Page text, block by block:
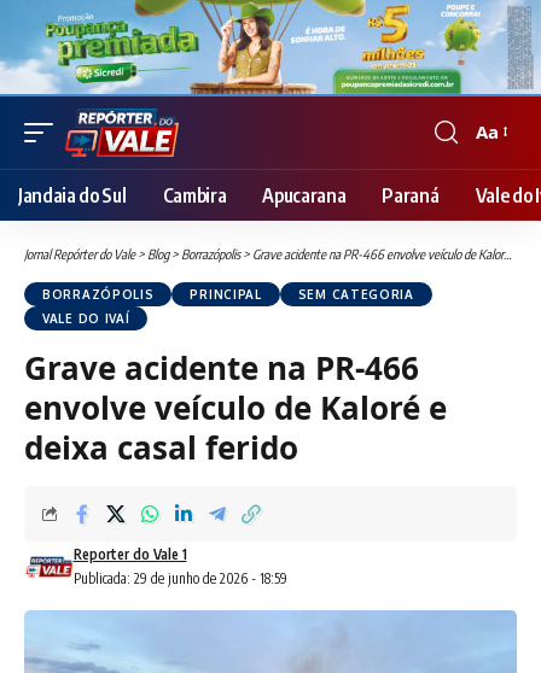
Font
Resizer
Aa
Jandaia do Sul Cambira Apucarana Paraná Vale do
Jornal Repórter do Vale> Blog> Borrazópolis> Grave acidente na PR-466 envolve veículo de Kaloré e deixa casal ferido
BORRAZÓPOLIS PRINCIPAL
SEM CATEGORIA
VALE DO IVAÍ
Grave acidente na PR-466
envolve veículo de Kaloré e
deixa casal ferido
Publicada: 29 de junho de 2026 - 18:59
Reporter do Vale 1